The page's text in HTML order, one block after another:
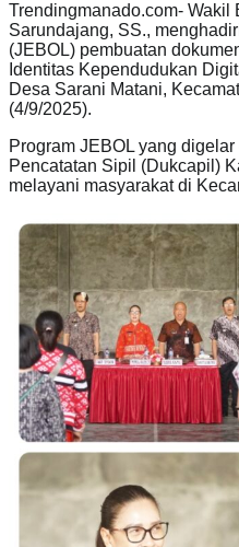
Trendingmanado.com- Wakil
Sarundajang, SS.,
(JEBOL) pembuatan
Identitas Kependudukan
Desa Sarani Matani,
(4/9/2025).
Program JEBOL yang
Pencatatan Sipil (Dukcapil)
melayani masyarakat di